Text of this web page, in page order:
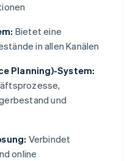
Bietet eine
in allen Kanälen
Planning)-System:
und
Verbindet
online